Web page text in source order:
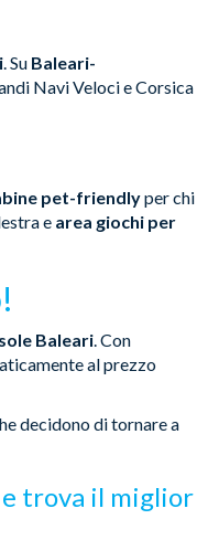
. Su Baleari-
Navi Veloci e Corsica
pet-friendlyper chi
e area giochi per
Baleari. Con
al prezzo
decidono di tornare a
trova il miglior